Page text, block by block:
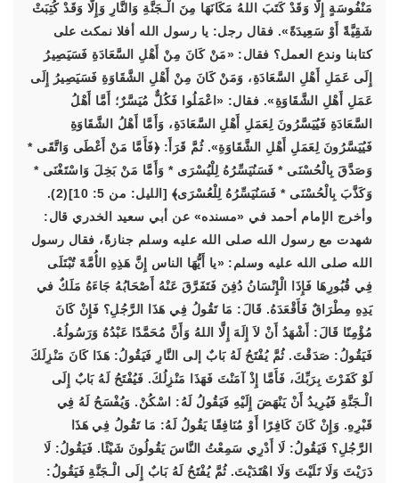
مَنْفُوسَةٍ إِلَّا وَقَدْ كَتَبَ اللهُ مَكَانَهَا مِنَ الْـجَنَّةِ وَالنَّارِ وَإِلَّا وَقَدْ كُتِبَتْ
شَقِيَّةً أَوْ سَعِيدَةً». فقال رجل: يا رسول الله أفلا نمكث على
كتابنا وندع العمل؟ فقال: «مَنْ كَانَ مِنْ أَهْلِ السَّعَادَةِ فَسَيَصِيرُ
إِلَى عَمَلِ أَهْلِ السَّعَادَةِ، وَمَنْ كَانَ مِنْ أَهْلِ الشَّقَاوَةِ فَسَيَصِيرُ إِلَى
عَمَلِ أَهْلِ الشَّقَاوَةِ». فقال: «اعْمَلُوا فَكُلٌّ مُيَسَّرٌ؛ أَمَّا أَهْلُ
السَّعَادَةِ فَيُيَسَّرُونَ لِعَمَلِ أَهْلِ السَّعَادَةِ، وَأَمَّا أَهْلُ الشَّقَاوَةِ
فَيُيَسَّرُونَ لِعَمَلِ أَهْلِ الشَّقَاوَةِ». ثُمَّ قَرَأَ: ﴿فَأَمَّا مَنْ أَعْطَى وَاتَّقَى *
وَصَدَّقَ بِالْحُسْنَى * فَسَنُيَسِّرُهُ لِلْيُسْرَى * وَأَمَّا مَنْ بَخِلَ وَاسْتَغْنَى *
وَكَذَّبَ بِالْحُسْنَى * فَسَنُيَسِّرُهُ لِلْعُسْرَى﴾ [الليل: من 5: 10](2).
وأخرج الإمام أحمد في «مسنده» عن أبي سعيد الخدري قال:
شهدت مع رسول الله صلى الله عليه وسلم جنازةً، فقال رسول
الله صلى الله عليه وسلم: «يا أَيُّهَا الناس إِنَّ هَذِهِ الأُمَّةَ تُبْتَلَى
فِي قُبُورِهَا فَإِذَا الْإِنْسَانُ دُفِنَ فَتَفَرَّقَ عَنْهُ أَصْحَابُهُ جَاءَهُ مَلَكٌ في
يَدِهِ مِطْرَاقٌ فَأَقْعَدَهُ. قَالَ: مَا تَقُولُ فِي هَذَا الرَّجُلِ؟ فَإِنْ كَانَ
مُؤْمِنًا قَالَ: أَشْهَدُ أَنْ لاَ إِلَهَ إِلَّا اللهُ وَأَنَّ مُحَمَّدًا عَبْدُهُ وَرَسُولُهُ.
فَيَقُولُ: صَدَقْتَ. ثُمَّ يُفْتَحُ لَهُ بَابٌ إلى النَّارِ فَيَقُولُ: هَذَا كَانَ مَنْزِلَكَ
لَوْ كَفَرْتَ بِرَبِّكَ، فَأَمَّا إِذْ آمَنْتَ فَهَذَا مَنْزِلُكَ. فَيُفْتَحُ لَهُ بَابٌ إِلَى
الْـجَنَّةِ فَيُرِيدُ أَنْ يَنْهَضَ إِلَيْهِ فَيَقُولُ لَهُ: اسْكُنْ. وَيُفْسَحُ لَهُ فِي
قَبْرِهِ. وَإِنْ كَانَ كَافِرًا أَوْ مُنَافِقًا يَقُولُ لَهُ: مَا تَقُولُ فِي هَذَا
الرَّجُلِ؟ فَيَقُولُ: لَا أَدْرِي سَمِعْتُ النَّاسَ يَقُولُونَ شَيْئًا. فَيَقُولُ: لَا
دَرَيْتَ وَلَا تَلَيْتَ وَلَا اهْتَدَيْتَ. ثُمَّ يُفْتَحُ لَهُ بَابٌ إِلَى الْـجَنَّةِ فَيَقُولُ: